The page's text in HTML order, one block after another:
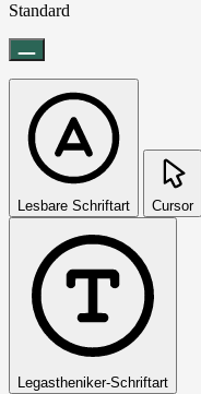
Standard
Lesbare Schriftart Cursor
Legastheniker-Schriftart